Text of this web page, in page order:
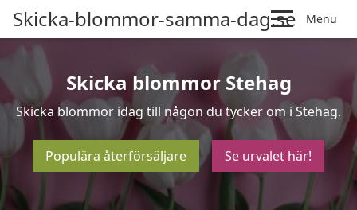
Skicka-blommor-samma-dag.se Menu
Skicka blommor Stehag
Skicka blommor idag till någon du tycker om i Stehag.
Populära återförsäljare Se urvalet här!